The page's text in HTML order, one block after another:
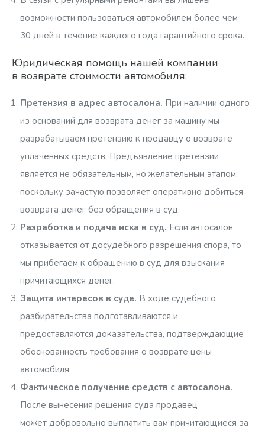
возможности пользоваться автомобилем более чем
30 дней в течение каждого года гарантийного срока.
Юридическая помощь нашей компании
в возврате стоимости автомобиля:
Претензия в адрес автосалона. При наличии одного
из оснований для возврата денег за машину мы
разрабатываем претензию к продавцу о возврате
уплаченных средств. Предъявление претензии
является не обязательным, но желательным этапом,
поскольку зачастую позволяет оперативно добиться
возврата денег без обращения в суд.
Разработка и подача иска в суд. Если автосалон
отказывается от досудебного разрешения спора, то
мы прибегаем к обращению в суд для взыскания
причитающихся денег.
Защита интересов в суде. В ходе судебного
разбирательства подготавливаются и
предоставляются доказательства, подтверждающие
обоснованность требования о возврате цены
автомобиля.
Фактическое получение средств с автосалона.
После вынесения решения суда продавец
может добровольно выплатить вам причитающиеся за